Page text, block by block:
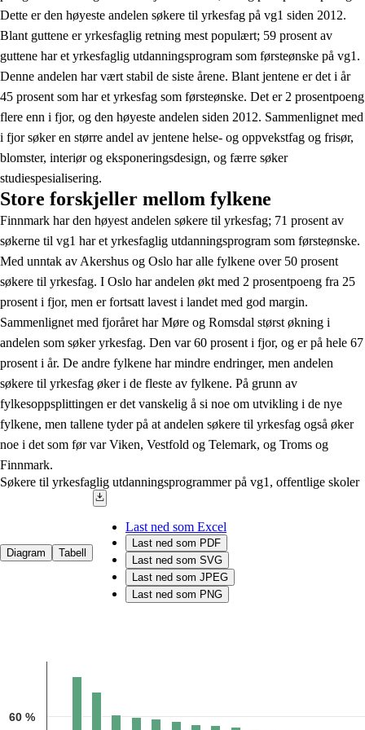
Dette er den høyeste andelen søkere til yrkesfag på vg1 siden 2012.
Blant guttene er yrkesfaglig retning mest populært; 59 prosent av
guttene har et yrkesfaglig utdanningsprogram som førsteønske på vg1.
Denne andelen har vært stabil de siste årene. Blant jentene er det i år
45 prosent som har et yrkesfag som førsteønske. Det er 2 prosentpoeng
flere enn i fjor, og den høyeste andelen siden 2012. Sammenlignet med
i fjor søker en større andel av jentene helse- og oppvekstfag og frisør,
blomster, interiør og eksponeringsdesign, og færre søker
studiespesialisering.
Store forskjeller mellom fylkene
Finnmark har den høyest andelen søkere til yrkesfag; 71 prosent av
søkerne til vg1 har et yrkesfaglig utdanningsprogram som førsteønske.
Med unntak av Akershus og Oslo har alle fylkene over 50 prosent
søkere til yrkesfag. I Oslo har andelen økt med 2 prosentpoeng fra 25
prosent i fjor, men er fortsatt lavest i landet med god margin.
Sammenlignet med fjoråret har Møre og Romsdal størst økning i
andelen som søker yrkesfag. Den var 60 prosent i fjor, og er på hele 67
prosent i år. De andre fylkene har mindre endringer, men andelen
søkere til yrkesfag øker i de fleste av fylkene. På grunn av
fylkesoppsplittingen er det vanskelig å si noe om utvikling i de nye
fylkene, men tallene tyder på at andelen søkere til yrkesfag også øker
noe i det som før var Viken, Vestfold og Telemark, og Troms og
Finnmark.
Søkere til yrkesfaglig utdanningsprogrammer på vg1, offentlige skoler
Diagram Tabell
Last ned som Excel
Last ned som PDF
Last ned som SVG
Last ned som JPEG
Last ned som PNG
Bar chart with 16 bars.
The chart has 1 Y axis displaying 1. Data ranges from 27.5 to 71.
60 %